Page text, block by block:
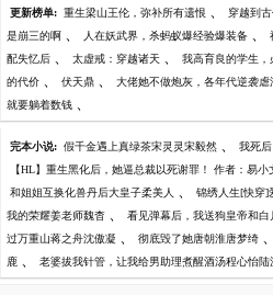
更新榜单: 重生梁山王伦，弥补所有遗恨 、 穿越到
是崩三的啊 、 人在妖武界，杀蚂蚁爆经验爆装备 、
配失忆后 、 太虚戒：穿越诸天 、 我高育良的学生，
的代价 、 伏天鼎 、 大佬她不做炮灰，各年代逆袭虐
就要躺着数钱 、
完本小说: 假千金遇上真绿茶宋灵灵宋毅然 、 我死
【HL】重生黑化后，她逼总裁以死谢罪！ 作者：易小
和姐姐互换化兽丹后大皇子柔美人 、 锦绣人生[快穿]
我的荣耀姜老师魏杳 、 看见弹幕后，我送狗皇帝和
过万重山蒋之舟沈傲凝 、 彻底毁了她唐朝淮唐梦绮 、
鹿 、 老婆拔我针管，让我给男助理煮醒酒汤程心怡陆